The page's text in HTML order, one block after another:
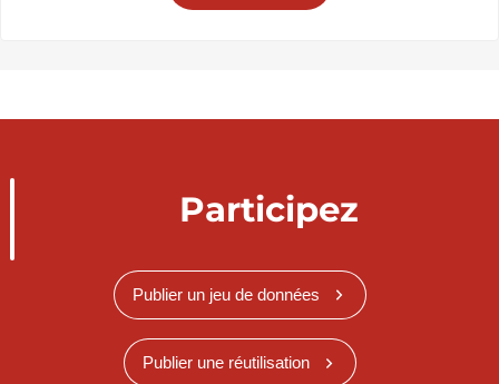
Participez
Publier un jeu de données
Publier une réutilisation